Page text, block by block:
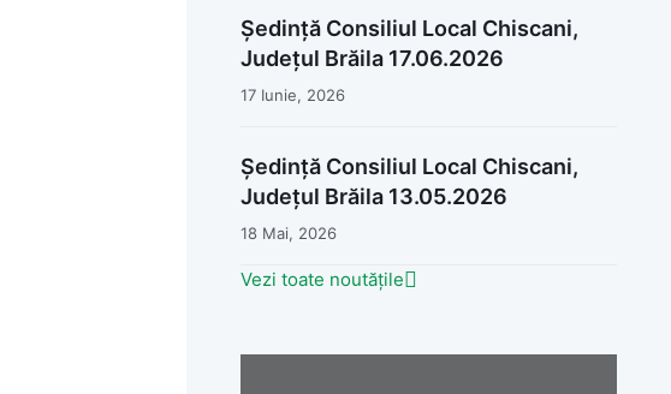
Ședință Consiliul Local Chiscani,
Județul Brăila 17.06.2026
17 Iunie, 2026
Ședință Consiliul Local Chiscani,
Județul Brăila 13.05.2026
18 Mai, 2026
Vezi toate noutățile